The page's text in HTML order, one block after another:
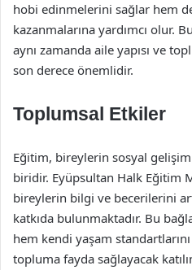
hobi edinmelerini sağlar hem
kazanmalarına yardımcı olur.
aynı zamanda aile yapısı ve
son derece önemlidir.
Toplumsal Etkiler
Eğitim, bireylerin sosyal
biridir. Eyüpsultan Halk Eğitim
bireylerin bilgi ve becerilerini
katkıda bulunmaktadır. Bu
hem kendi yaşam
topluma fayda sağlayacak